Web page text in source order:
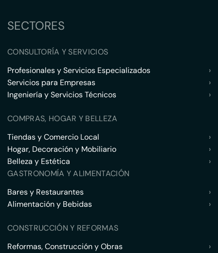
SECTORES
CONSULTORÍA Y SERVICIOS
Profesionales y Servicios Especializados
›
Servicios para Empresas
›
Ingeniería y Servicios Técnicos
›
COMPRAS, HOGAR Y BELLEZA
Tiendas y Comercio Local
›
Hogar, Decoración y Mobiliario
›
Belleza y Estética
›
GASTRONOMÍA Y ALIMENTACIÓN
Bares y Restaurantes
›
Alimentación y Bebidas
›
CONSTRUCCIÓN Y REFORMAS
Reformas, Construcción y Obras
›